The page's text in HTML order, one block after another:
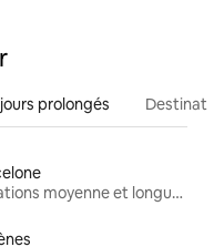
prolongés
Locations moyenne et longue durée